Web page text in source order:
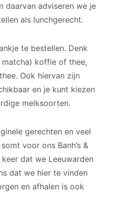
daarvan adviseren we je
als lunchgerecht.
te bestellen. Denk
koffie of thee,
Ook hiervan zijn
en je kunt kiezen
melksoorten.
gerechten en veel
voor ons Banh’s &
dat we Leeuwarden
dat we hier te vinden
en afhalen is ook